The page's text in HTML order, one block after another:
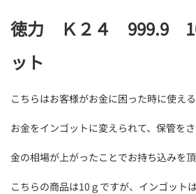
徳力 Ｋ２４ 999.9
ット
こちらはお客様がお金に困った時に使え
お金をインゴットに変えられて、保管を
金の相場が上がったことでお持ち込みを頂
こちらの商品は10ｇですが、インゴット